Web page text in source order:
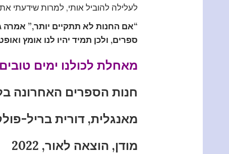
לעלילה להוביל אותי, למרות שידעתי
“אם החנות לא תתקיים יותר,” אמרה
ספרים, ולכן תמיד יהיו לנו אומץ
מאחלת לכולנו ימים
חנות הספרים האחרונה
מאנגלית, דורית בריל-
מודן, הוצאה לאור, 2022